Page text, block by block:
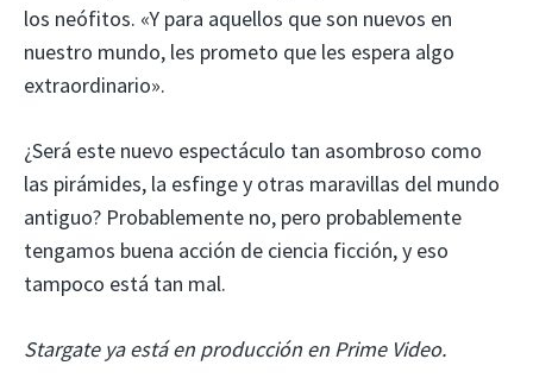
los neófitos. «Y para aquellos que son nuevos en
nuestro mundo, les prometo que les espera algo
extraordinario».
¿Será este nuevo espectáculo tan asombroso como
las pirámides, la esfinge y otras maravillas del mundo
antiguo? Probablemente no, pero probablemente
tengamos buena acción de ciencia ficción, y eso
tampoco está tan mal.
Stargate ya está en producción en Prime Video.